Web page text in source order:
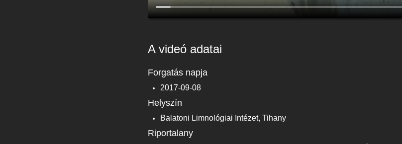
A videó adatai
Forgatás napja
2017-09-08
Helyszín
Balatoni Limnológiai Intézet, Tihany
Riportalany